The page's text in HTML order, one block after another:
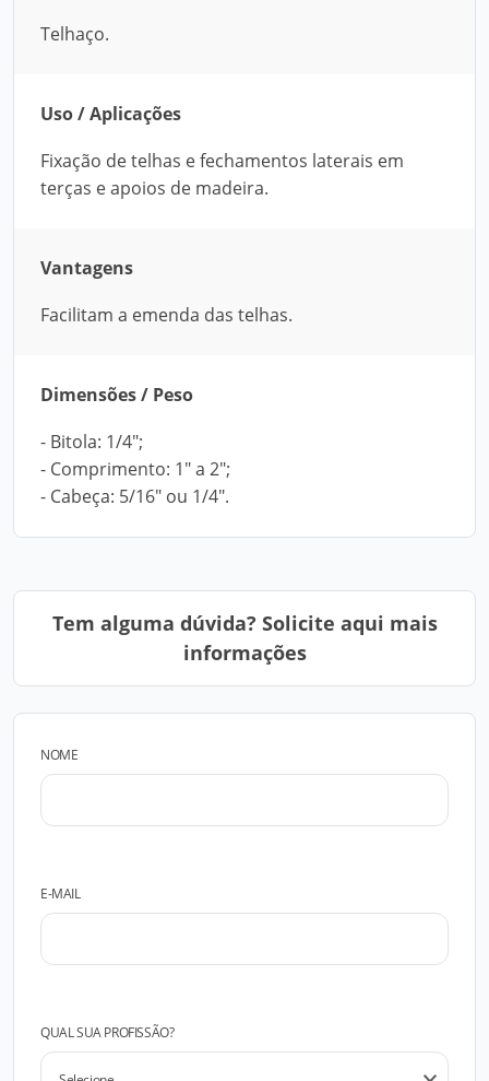
Telhaço.
Uso / Aplicações
Fixação de telhas e fechamentos laterais em
terças e apoios de madeira.
Vantagens
Facilitam a emenda das telhas.
Dimensões / Peso
- Bitola: 1/4";
- Comprimento: 1" a 2";
- Cabeça: 5/16" ou 1/4".
Tem alguma dúvida? Solicite aqui mais
informações
NOME
E-MAIL
QUAL SUA PROFISSÃO?